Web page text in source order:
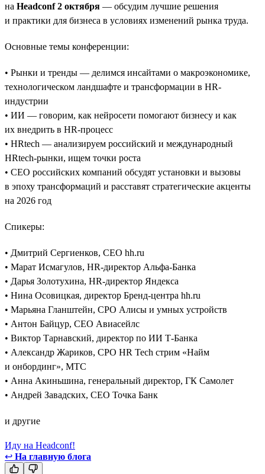
на Headconf 2 октября — обсудим лучшие решения
и практики для бизнеса в условиях изменений рынка труда.
Основные темы конференции:
• Рынки и тренды — делимся инсайтами о макроэкономике,
технологическом ландшафте и трансформации в HR-
индустрии
• ИИ — говорим, как нейросети помогают бизнесу и как
их внедрить в HR-процесс
• HRtech — анализируем российский и международный
HRtech-рынки, ищем точки роста
• CEO российских компаний обсудят установки и вызовы
в эпоху трансформаций и расставят стратегические акценты
на 2026 год
Спикеры:
• Дмитрий Сергиенков, CEO hh.ru
• Марат Исмагулов, HR-директор Альфа-Банка
• Дарья Золотухина, HR-директор Яндекса
• Нина Осовицкая, директор Бренд-центра hh.ru
• Марьяна Гланштейн, CPO Алисы и умных устройств
• Антон Байцур, CEO Авиасейлс
• Виктор Тарнавский, директор по ИИ Т-Банка
• Александр Жариков, CPO HR Tech стрим «Найм
и онбординг», МТС
• Анна Акиньшина, генеральный директор, ГК Самолет
• Андрей Завадских, СЕО Точка Банк
и другие
Иду на Headconf!
↩ На главную блога